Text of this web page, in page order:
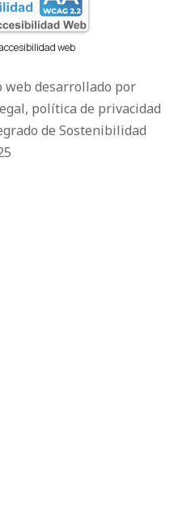
web
desarrollado por
política de privacidad
de Sostenibilidad